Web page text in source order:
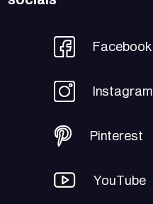
Facebook
Instagram
Pinterest
YouTube